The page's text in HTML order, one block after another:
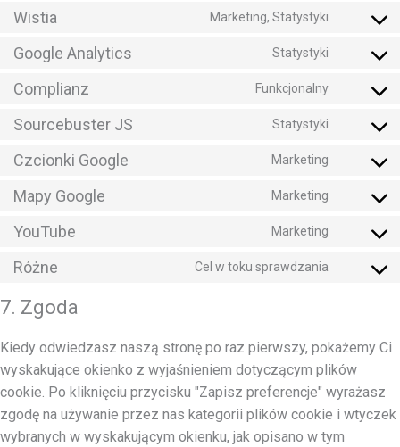
wordpress
Wistia Marketing, Statystyki
Zgoda
wistia
Google Analytics Statystyki
Zgoda
google-
Complianz Funkcjonalny
Zgoda
usług
Sourcebuster JS Statystyki
Zgoda
Czcionki Google Marketing
Zgoda
google-
Mapy Google Marketing
Zgoda
google-
YouTube Marketing
Zgoda
Różne Cel w toku sprawdzania
Zgoda
różne
7. Zgoda
Kiedy odwiedzasz naszą stronę po raz pierwszy, pokażemy Ci
wyskakujące okienko z wyjaśnieniem dotyczącym plików
cookie. Po kliknięciu przycisku "Zapisz preferencje" wyrażasz
zgodę na używanie przez nas kategorii plików cookie i wtyczek
wybranych w wyskakującym okienku, jak opisano w tym